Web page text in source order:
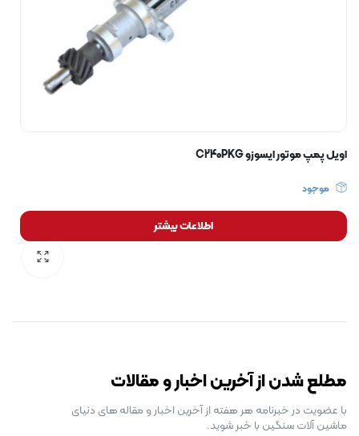
اویل پمپ موتور ایسوزو C240PKG
موجود
اطلاعات بیشتر
مطلع شدن از آخرین اخبار و مقالات
با عضویت در خبرنامه هر هفته از آخرین اخبار و مقاله های دنیای
ماشین آلات سنگین با خبر شوید.